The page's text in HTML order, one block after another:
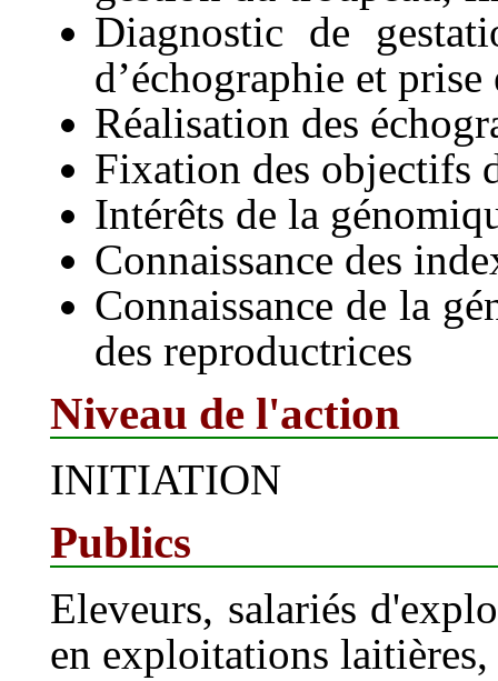
Diagnostic de
d’échographie et prise
Réalisation des
Fixation des objectifs
Intérêts de la
Connaissance des
Connaissance de la
des reproductrices
Niveau de l'action
INITIATION
Publics
Eleveurs, salariés
en exploitations laitières,